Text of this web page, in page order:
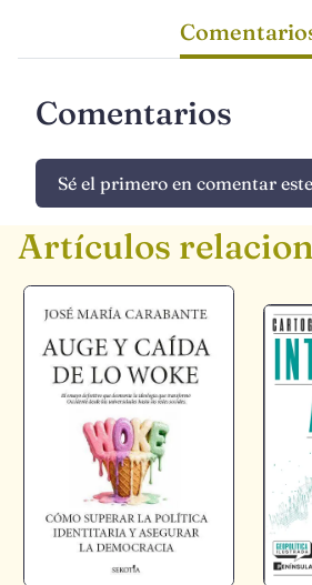
Comentarios
Sé el primero en comentar
Artículos